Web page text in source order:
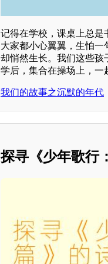
记得在学校，课桌上总是
大家都小心翼翼，生怕
却悄然生长。我们这些孩
学后，集合在操场上，一
我们的故事之沉默的年代
探寻《少年歌行